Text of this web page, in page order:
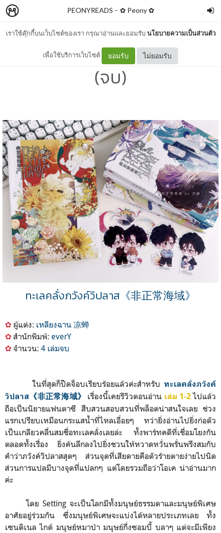
เราใช้คุ๊กกี้บนเว็บไซต์ของเรา กรุณาอ่านและยอมรับนโยบายความเป็นส่วนตัว
เพื่อใช้บริการเว็บไซต์ ยอมรับ ไม่ยอมรับ
PEONYREADS – ✿ Peony ✿
รีวิว ทะเลคลั่งภวังค์วิปลาส
(จบ)
ทะเลคลั่งภวังค์วิปลาส《非正常海域》
✿ ผู้แต่ง: เหลียงฉาน 凉蝉
✿ สำนักพิมพ์: everY
✿ จำนวน: 4 เล่มจบ
ในที่สุดก็ปิิดจ็อบเรียบร้อยแล้วค่ะสำหรับ ทะเลคลั่งภวังค์
วิปลาส《非正常海域》 เรื่องนี้เคยรีวิวตอนอ่าน เล่ม 1-2 ไปแล้ว
ถือเป็นนิยายแฟนตาซี สืบสวนสอบสวนที่พล็อตน่าสนใจเลย ช่วง
แรกเปรียบเหมือนกระแสน้ำที่ไหลเอื่อยๆ ทว่ายิ่งอ่านไปยิ่งก่อตัว
เป็นเกลียวคลื่นสมชื่อทะเลคลั่งเลยล่ะ ทั้งพาร์ทคดีที่เชื่อมโยงกัน
ตลอดทั้งเรื่อง ยิ่งค้นลึกลงไปยิ่งชวนให้หวาดหวั่นพรั่นพรึงสมกับ
คำว่าภวังค์วิปลาสสุดๆ ส่วนจุดที่เสียดายคือตัวร้ายตายง่ายไปนิด
ส่วนการแปลมีบางจุดที่แปลกๆ แต่โดยรวมถือว่าโอเค น่าอ่านมาก
ค่ะ
โดย Setting จะเป็นโลกมีทั้งมนุษย์ธรรมดาและมนุษย์พิเศษ
อาศัยอยู่ร่วมกัน ซึ่งมนุษย์พิเศษจะแบ่งได้หลายประเภทเลย ทั้ง
เซนติเนล ไกด์ มนุษย์หมาป่า มนุษย์กึ่งซอมบี้ บลาๆ แต่จะมีเพียง